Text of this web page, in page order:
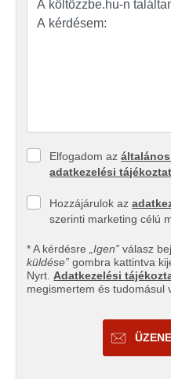
Elfogadom az
adatkezelési
Hozzájárulok az
szerinti marketing célú
* A kérdésre „Igen” válasz
küldése” gombra kattintva
Nyrt. Adatkezelési
megismertem és tudomásul